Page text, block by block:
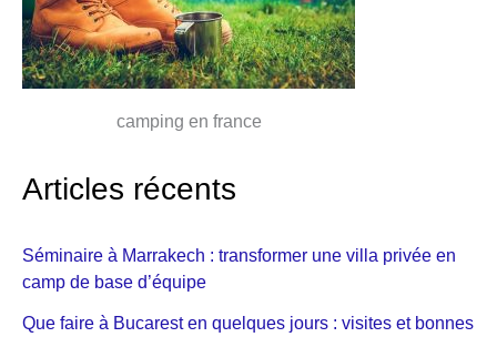
camping en france
Articles récents
Séminaire à Marrakech : transformer une villa privée en
camp de base d’équipe
Que faire à Bucarest en quelques jours : visites et bonnes